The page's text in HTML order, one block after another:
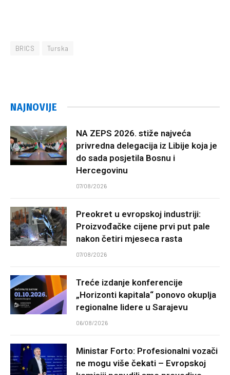
BRICS Turska
NAJNOVIJE
NA ZEPS 2026. stiže najveća
privredna delegacija iz Libije koja je
do sada posjetila Bosnu i
Hercegovinu
07/08/2026
Preokret u evropskoj industriji:
Proizvođačke cijene prvi put pale
nakon četiri mjeseca rasta
07/08/2026
Treće izdanje konferencije
„Horizonti kapitala“ ponovo okuplja
regionalne lidere u Sarajevu
06/08/2026
Ministar Forto: Profesionalni vozači
ne mogu više čekati – Evropskoj